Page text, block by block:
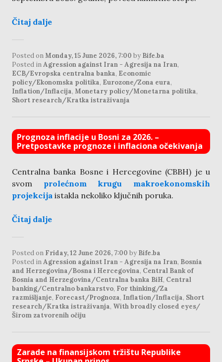
Čitaj dalje
Posted on Monday, 15 June 2026, 7:00 by Bife.ba
Posted inAgression against Iran - Agresija na Iran,
ECB/Evropska centralna banka, Economic
policy/Ekonomska politika, Eurozone/Zona eura,
Inflation/Inflacija, Monetary policy/Monetarna politika,
Short research/Kratka istraživanja
Prognoza inflacije u Bosni za 2026. –
Pretpostavke prognoze i inflaciona očekivanja
Centralna banka Bosne i Hercegovine (CBBH) je u
svom prolećnom krugu makroekonomskih
projekcija istakla nekoliko ključnih poruka.
Čitaj dalje
Posted on Friday, 12 June 2026, 7:00 by Bife.ba
Posted inAgression against Iran - Agresija na Iran, Bosnia
and Herzegovina/Bosna i Hercegovina, Central Bank of
Bosnia and Herzegovina/Centralna banka BiH, Central
banking/Centralno bankarstvo, For thinking/Za
razmišljanje, Forecast/Prognoza, Inflation/Inflacija, Short
research/Kratka istraživanja, With broadly closed eyes/
Širom zatvorenih očiju
Zarade na finansijskom tržištu Republike